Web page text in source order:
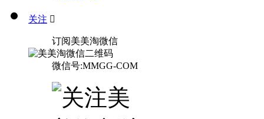
关注 
订阅美美淘微信
微信号:MMGG-COM